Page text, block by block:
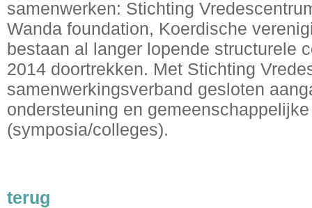
samenwerken: Stichting
Wanda foundation, Koerdische
bestaan al langer lopende structurele
2014 doortrekken. Met Stichting
samenwerkingsverband gesloten
ondersteuning en
(symposia/colleges).
terug